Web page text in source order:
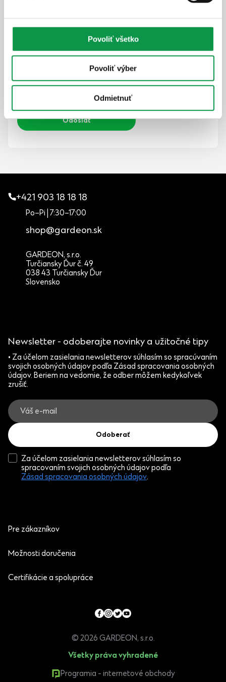
Povoliť všetko
Povoliť výber
Odmietnuť
Priložiť súbory (voliteľné)
Beriem na vedomie, že moje osobné údaje budú
spracúvané za účelom vybavenia dopytu podľa
Zásad ochrany osobných údajov. Súhlasím tiež so
zasielaním informačného newslettera.
+421 903 18 18 18
Po–Pi | 7:30–17:00
shop@gardeon.sk
GARDEON, s.r.o.
Turčiansky Ďur č. 49
038 43 Turčiansky Ďur
Slovensko
Newsletter - odoberajte novinky a užitočné tipy
• Za účelom zasielania newsletterov súhlasím so spracúvaním
svojich osobných údajov podľa Zásad spracovania osobných
údajov. Beriem na vedomie, že odber môžem kedykoľvek
zrušiť.
Odoberať
Za účelom zasielania newsletterov súhlasím so
spracovaním svojich osobných údajov podľa
Zásad spracovania osobných údajov.
Pre zákazníkov
Certifikácie a spolupráce
Možnosti doručenia
© 2026 GARDEON, s.r.o.
Všetky práva vyhradené
Programia - internetové obchody